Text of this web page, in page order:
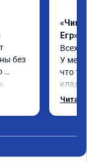
без
«Чип
Егр»
Всех
У
что
и ЕГР